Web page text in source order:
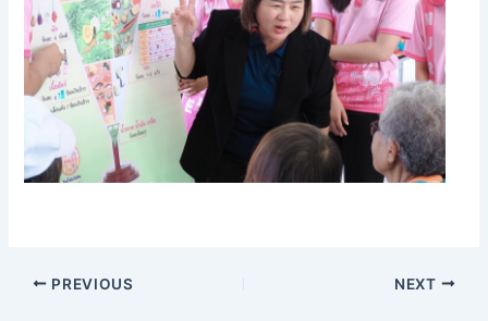
PREVIOUS NEXT